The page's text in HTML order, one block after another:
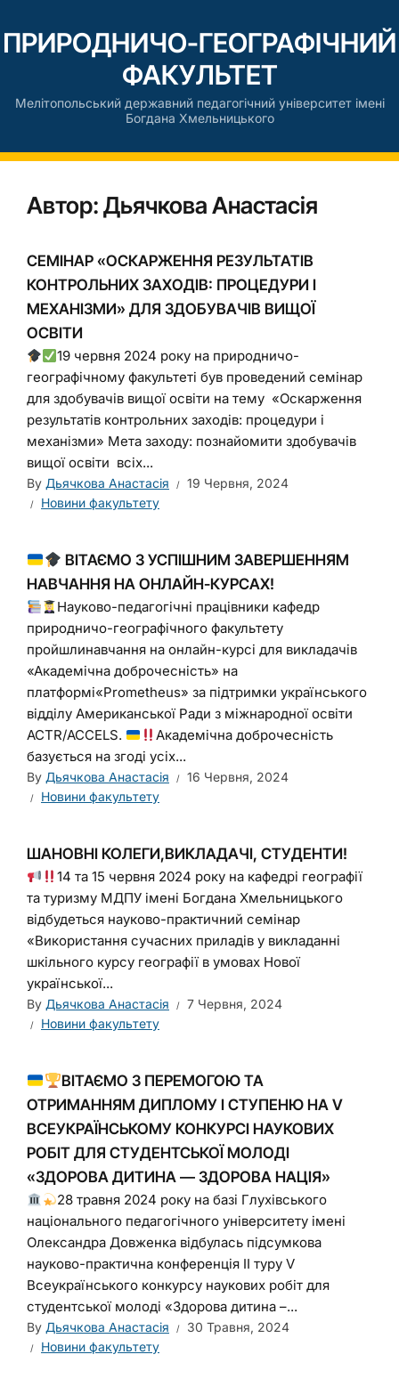
ПРИРОДНИЧО-ГЕОГРАФІЧНИЙ
ФАКУЛЬТЕТ
Мелітопольський державний педагогічний університет імені
Богдана Хмельницького
Автор:Дьячкова Анастасія
СЕМІНАР «ОСКАРЖЕННЯ РЕЗУЛЬТАТІВ
КОНТРОЛЬНИХ ЗАХОДІВ: ПРОЦЕДУРИ І
МЕХАНІЗМИ» ДЛЯ ЗДОБУВАЧІВ ВИЩОЇ
ОСВІТИ
19 червня 2024 року на природничо-
географічному факультеті був проведений семінар
для здобувачів вищої освіти на тему «Оскарження
результатів контрольних заходів: процедури і
механізми» Мета заходу: познайомити здобувачів
вищої освіти всіх...
By Дьячкова Анастасія
19 Червня, 2024
Новини факультету
ВІТАЄМО З УСПІШНИМ ЗАВЕРШЕННЯМ
НАВЧАННЯ НА ОНЛАЙН-КУРСАХ!
Науково-педагогічні працівники кафедр
природничо-географічного факультету
пройшлинавчання на онлайн-курсі для викладачів
«Академічна доброчесність» на
платформі«Prometheus» за підтримки українського
відділу Американської Ради з міжнародної освіти
ACTR/ACCELS.
Академічна доброчесність
базується на згоді усіх...
By Дьячкова Анастасія
16 Червня, 2024
Новини факультету
ШАНОВНІ КОЛЕГИ,ВИКЛАДАЧІ, СТУДЕНТИ!
14 та 15 червня 2024 року на кафедрі географії
та туризму МДПУ імені Богдана Хмельницького
відбудеться науково-практичний семінар
«Використання сучасних приладів у викладанні
шкільного курсу географії в умовах Нової
української...
By Дьячкова Анастасія
7 Червня, 2024
Новини факультету
ВІТАЄМО З ПЕРЕМОГОЮ ТА
ОТРИМАННЯМ ДИПЛОМУ І СТУПЕНЮ НА V
ВСЕУКРАЇНСЬКОМУ КОНКУРСІ НАУКОВИХ
РОБІТ ДЛЯ СТУДЕНТСЬКОЇ МОЛОДІ
«ЗДОРОВА ДИТИНА — ЗДОРОВА НАЦІЯ»
28 травня 2024 року на базі Глухівського
національного педагогічного університету імені
Олександра Довженка відбулась підсумкова
науково-практична конференція ІІ туру V
Всеукраїнського конкурсу наукових робіт для
студентської молоді «Здорова дитина –...
By Дьячкова Анастасія
30 Травня, 2024
Новини факультету